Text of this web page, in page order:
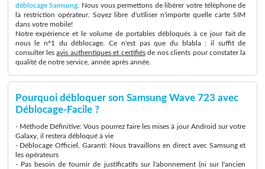
déblocage Samsung . Nous vous permettons de libérer votre téléphone de
la restriction opérateur. Soyez libre d'utiliser n'importe quelle carte SIM
dans votre mobile!
Notre expérience et le volume de portables débloqués à ce jour fait de
nous le n°1 du déblocage. Ce n'est pas que du blabla : il suffit de
consulter lesavis authentiques et certifiésde nos clients pour constater la
qualité de notre service, année après année.
Pourquoi débloquer son Samsung Wave 723 avec
Déblocage-Facile ?
- Méthode Définitive: Vous pourrez faire les mises à jour Android sur votre
Galaxy, il restera débloqué à vie
- Déblocage Officiel, Garanti: Nous travaillons en direct avec Samsung et
les opérateurs
- Pas besoin de fournir de justificatifs sur l'abonnement (ni sur l'ancien